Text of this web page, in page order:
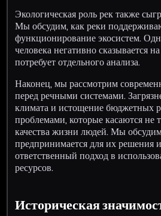
Экологическая роль рек также
Мы обсудим, как реки
функционирование экосистем.
человека негативно сказывается
потребует отдельного анализа.
Наконец, мы рассмотрим
перед речными системами.
климата и истощение бюджетных
проблемами, которые касаются не
качества жизни людей. Мы
предпринимается для их решения
ответственный подход в
ресурсов.
Историческая